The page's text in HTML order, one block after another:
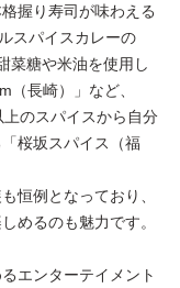
握り寿司が味わえる
スパイスカレーの
菜糖や米油を使用し
（長崎）」など、
のスパイスから自分
桜坂スパイス（福
恒例となっており、
めるのも魅力です。
エンターテイメント